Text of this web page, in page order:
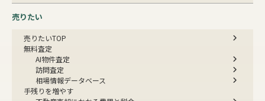
売りたい
売りたいTOP
無料査定
AI物件査定
訪問査定
相場情報データベース
手残りを増やす